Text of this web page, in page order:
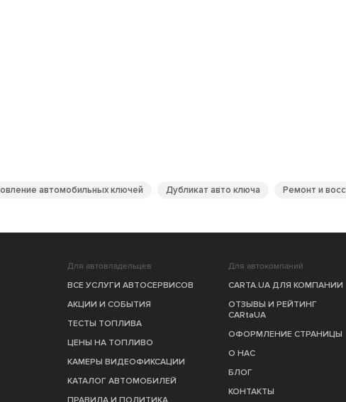
автомобильных ключей Дубликат авто ключа Ремонт и
Для автовладельцев
ВСЕ УСЛУГИ АВТОСЕРВИСОВ
АКЦИИ И СОБЫТИЯ
ТЕСТЫ ТОПЛИВА
ЦЕНЫ НА ТОПЛИВО
КАМЕРЫ ВИДЕОФИКСАЦИИ
КАТАЛОГ АВТОМОБИЛЕЙ
Для автокомпаний
CARTA.UA ДЛЯ КОМПАНИИ
ОТЗЫВЫ И РЕЙТИНГ
CARtaUA
ОФОРМЛЕНИЕ СТРАНИЦЫ
О НАС
БЛОГ
КОНТАКТЫ